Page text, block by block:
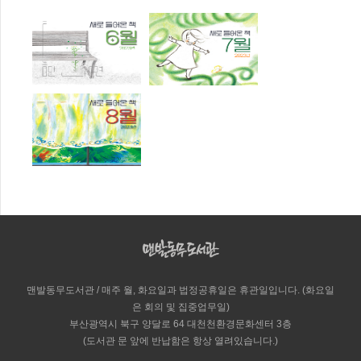
맨발동무도서관 / 매주 월, 화요일과 법정공휴일은 휴관일입니다. (화요일
은 회의 및 집중업무일)
부산광역시 북구 양달로 64 대천천환경문화센터 3층
(도서관 문 앞에 반납함은 항상 열려있습니다.)